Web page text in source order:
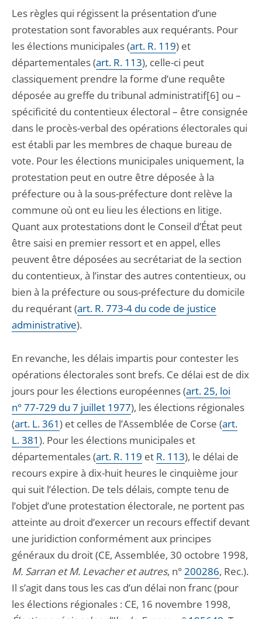
Les règles qui régissent la présentation d’une
protestation sont favorables aux requérants. Pour
les élections municipales (art. R. 119) et
départementales (art. R. 113), celle-ci peut
classiquement prendre la forme d’une requête
déposée au greffe du tribunal administratif[6] ou –
spécificité du contentieux électoral – être consignée
dans le procès-verbal des opérations électorales qui
est établi par les membres de chaque bureau de
vote. Pour les élections municipales uniquement, la
protestation peut en outre être déposée à la
préfecture ou à la sous-préfecture dont relève la
commune où ont eu lieu les élections en litige.
Quant aux protestations dont le Conseil d’État peut
être saisi en premier ressort et en appel, elles
peuvent être déposées au secrétariat de la section
du contentieux, à l’instar des autres contentieux, ou
bien à la préfecture ou sous-préfecture du domicile
du requérant (art. R. 773-4 du code de justice
administrative).
En revanche, les délais impartis pour contester les
opérations électorales sont brefs. Ce délai est de dix
jours pour les élections européennes (art. 25, loi
n° 77-729 du 7 juillet 1977), les élections régionales
(art. L. 361) et celles de l’Assemblée de Corse (art.
L. 381). Pour les élections municipales et
départementales (art. R. 119 et R. 113), le délai de
recours expire à dix-huit heures le cinquième jour
qui suit l’élection. De tels délais, compte tenu de
l’objet d’une protestation électorale, ne portent pas
atteinte au droit d’exercer un recours effectif devant
une juridiction conformément aux principes
généraux du droit (CE, Assemblée, 30 octobre 1998,
M. Sarran et M. Levacher et autres, n°200286, Rec.).
Il s’agit dans tous les cas d’un délai non franc (pour
les élections régionales : CE, 16 novembre 1998,